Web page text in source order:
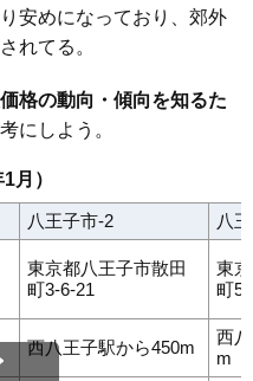
安めになっており、郊外
れてる。
格の動向・傾向を知るた
にしよう。
月）
八王子市-2 八
東京都八王子市散田
町3-6-21
東
町5-
西八王子駅から450m
西
m